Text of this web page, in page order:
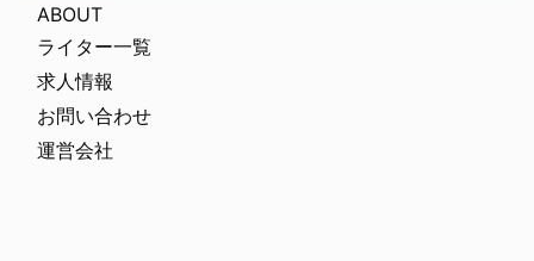
ABOUT
ライター一覧
求人情報
お問い合わせ
運営会社